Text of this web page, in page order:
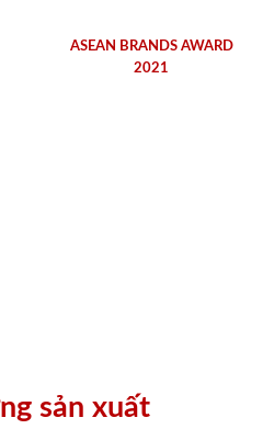
ASEAN BRANDS AWARD
2021
sản xuất